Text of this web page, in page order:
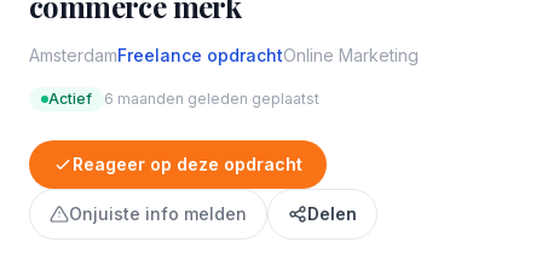
AmsterdamFreelance opdrachtOnline Marketing
Actief 6 maanden geleden geplaatst
Reageer op deze opdracht
Onjuiste info melden Delen